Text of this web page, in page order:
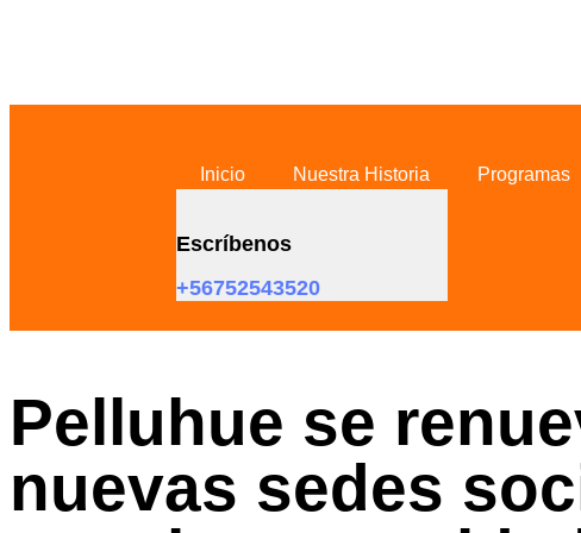
Inicio Nuestra Historia Programas
Escríbenos
+56752543520
Pelluhue se
nuevas sedes